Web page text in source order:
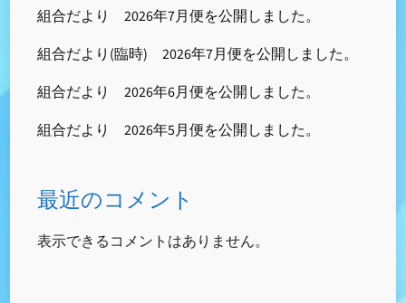
組合だより 2026年7月便を公開しました。
組合だより(臨時) 2026年7月便を公開しました。
組合だより 2026年6月便を公開しました。
組合だより 2026年5月便を公開しました。
最近のコメント
表示できるコメントはありません。